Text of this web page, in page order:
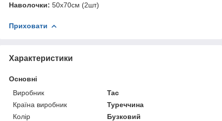
Наволочки: 50x70см (2шт)
Приховати
Характеристики
Основні
Виробник
Tac
Країна виробник
Туреччина
Колір
Бузковий